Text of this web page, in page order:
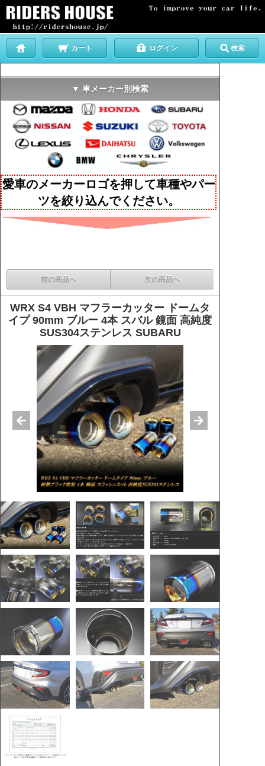
カート ログイン 検索
▼ 車メーカー別検索
愛車のメーカーロゴを押して車種やパー
ツを絞り込んでください。
前の商品へ 次の商品へ
WRX S4 VBH マフラーカッター ドームタ
イプ 90mm ブルー 4本 スバル 鏡面 高純度
SUS304ステンレス SUBARU